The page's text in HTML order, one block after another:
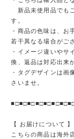
新品未使用品でも
す。
・商品の色味は、お
若干異なる場合がご
・イメージ違いやサ
換、返品は対応出来
・タグデザインは画
さいませ。
【 お届けについて 】
こちらの商品は海外